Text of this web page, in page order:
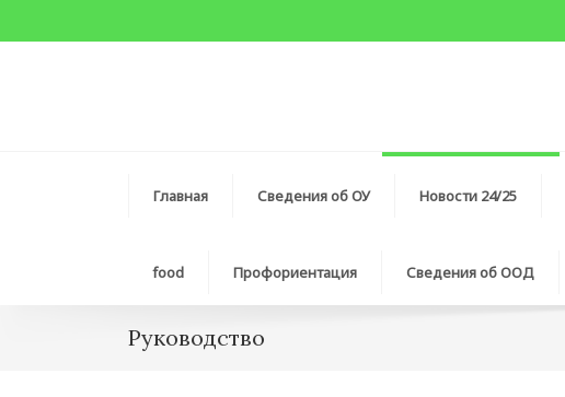
Главная Сведения об ОУ Новости 24/25
food Профориентация Сведения об ООД
Руководство